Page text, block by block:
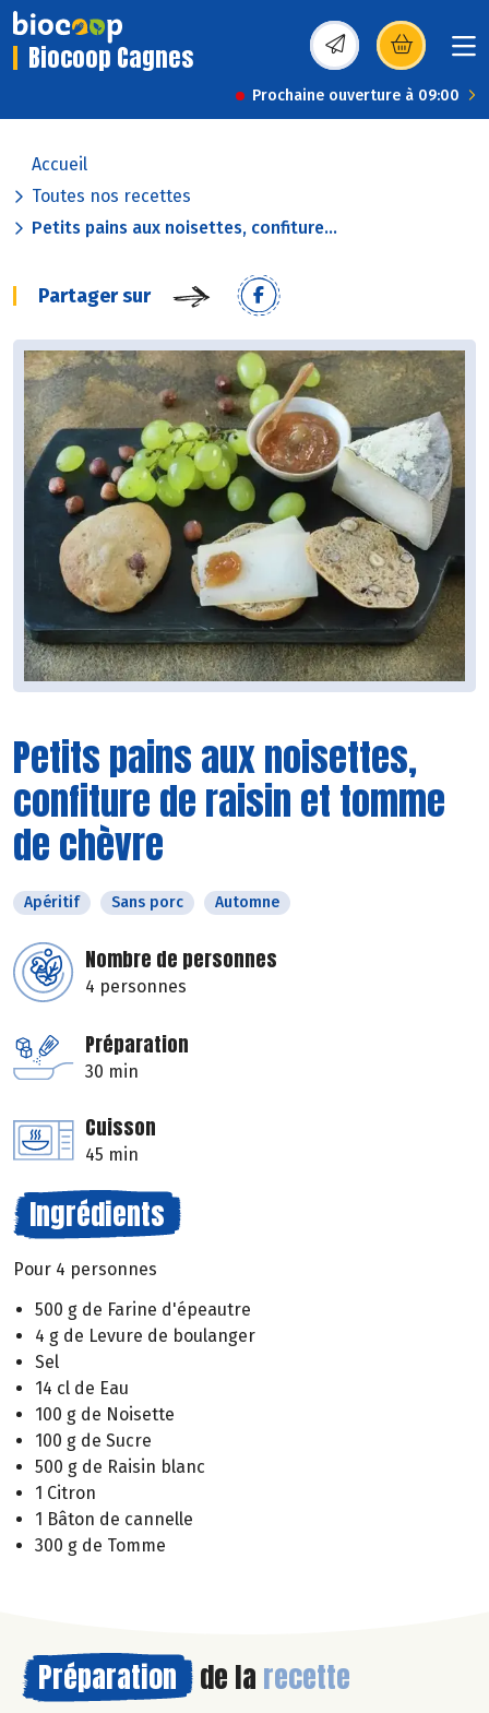
Biocoop Cagnes (s’ouvre dans une
Prochaine ouverture à 09:00
Accueil
Toutes nos recettes
Petits pains aux noisettes, confiture...
Partager sur
Petits pains aux noisettes,
confiture de raisin et tomme
de chèvre
Apéritif Sans porc Automne
Nombre de personnes
4 personnes
Préparation
30 min
Cuisson
45 min
Ingrédients
Pour 4 personnes
500 g de Farine d'épeautre
4 g de Levure de boulanger
Sel
14 cl de Eau
100 g de Noisette
100 g de Sucre
500 g de Raisin blanc
1 Citron
1 Bâton de cannelle
300 g de Tomme
Préparation de la recette